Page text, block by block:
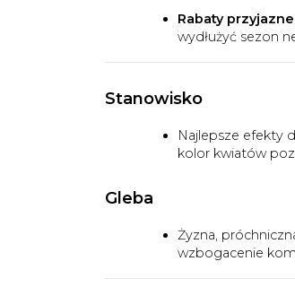
Rabaty
wydłużyć sezon
Stanowisko
Najlepsze efekty
kolor kwiatów
Gleba
Żyzna,
wzbogacenie